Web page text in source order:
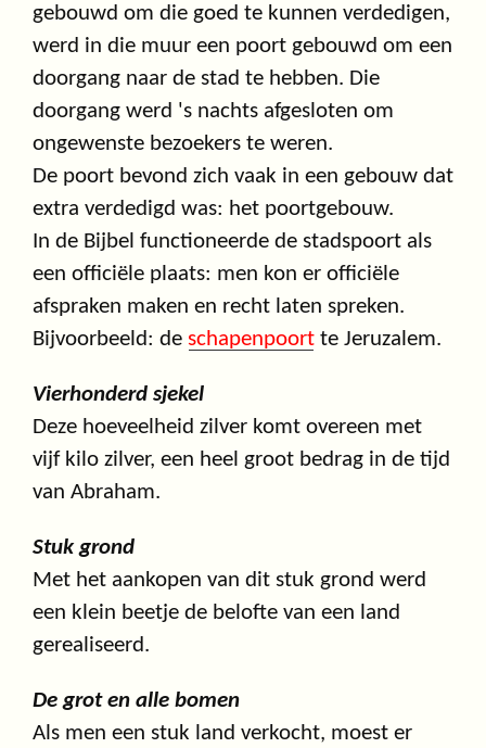
gebouwd om die goed te kunnen verdedigen,
werd in die muur een poort gebouwd om een
doorgang naar de stad te hebben. Die
doorgang werd 's nachts afgesloten om
ongewenste bezoekers te weren.
De poort bevond zich vaak in een gebouw dat
extra verdedigd was: het poortgebouw.
In de Bijbel functioneerde de stadspoort als
een officiële plaats: men kon er officiële
afspraken maken en recht laten spreken.
Bijvoorbeeld: de schapenpoort te Jeruzalem.
Vierhonderd sjekel
Deze hoeveelheid zilver komt overeen met
vijf kilo zilver, een heel groot bedrag in de tijd
van Abraham.
Stuk grond
Met het aankopen van dit stuk grond werd
een klein beetje de belofte van een land
gerealiseerd.
De grot en alle bomen
Als men een stuk land verkocht, moest er